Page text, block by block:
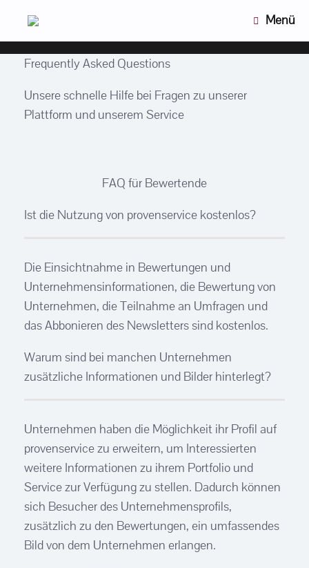
Menü
Frequently Asked Questions
Unsere schnelle Hilfe bei Fragen zu unserer
Plattform und unserem Service
FAQ für Bewertende
Ist die Nutzung von provenservice kostenlos?
Die Einsichtnahme in Bewertungen und
Unternehmensinformationen, die Bewertung von
Unternehmen, die Teilnahme an Umfragen und
das Abbonieren des Newsletters sind kostenlos.
Warum sind bei manchen Unternehmen
zusätzliche Informationen und Bilder hinterlegt?
Unternehmen haben die Möglichkeit ihr Profil auf
provenservice zu erweitern, um Interessierten
weitere Informationen zu ihrem Portfolio und
Service zur Verfügung zu stellen. Dadurch können
sich Besucher des Unternehmensprofils,
zusätzlich zu den Bewertungen, ein umfassendes
Bild von dem Unternehmen erlangen.